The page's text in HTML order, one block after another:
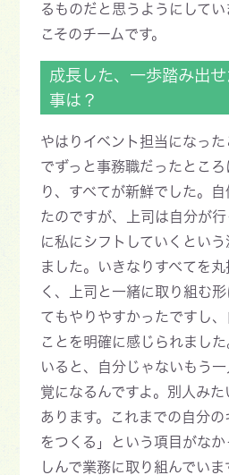
るものだと思うようにして
こそのチームです。
成長した、一歩踏み出
事は？
やはりイベント担当になっ
でずっと事務職だったとこ
り、すべてが新鮮でした。
たのですが、上司は自分が
に私にシフトしていくとい
ました。いきなりすべてを
く、上司と一緒に取り組む
てもやりやすかったですし
ことを明確に感じられまし
いると、自分じゃないもう
覚になるんですよ。別人み
あります。これまでの自分
をつくる」という項目がな
しんで業務に取り組んでい